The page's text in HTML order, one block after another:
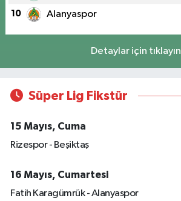
10 Alanyaspor
Detaylar için tıklayın
Süper Lig Fikstür
15 Mayıs, Cuma
Rizespor - Beşiktaş
16 Mayıs, Cumartesi
Fatih Karagümrük - Alanyaspor